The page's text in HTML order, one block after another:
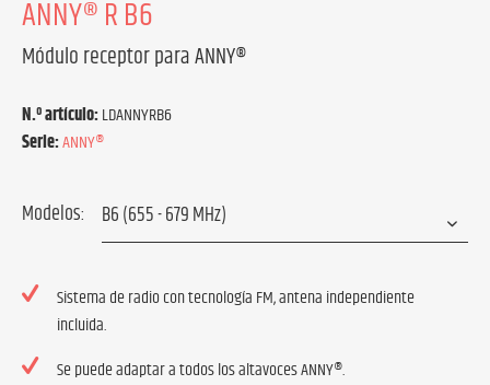
ANNY® R B6
Módulo receptor para ANNY®
N.º artículo:LDANNYRB6
Serie:ANNY®
Modelos:
Sistema de radio con tecnología FM, antena independiente
incluida.
Se puede adaptar a todos los altavoces ANNY®.